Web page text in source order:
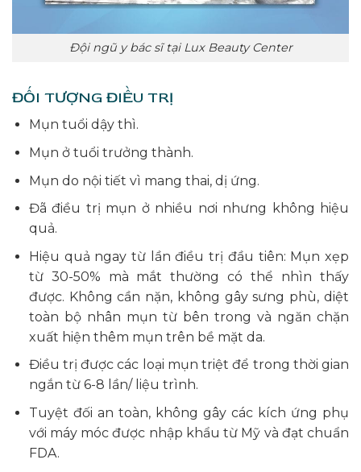
Đội ngũ y bác sĩ tại Lux Beauty Center
ĐỐI TƯỢNG ĐIỀU TRỊ
Mụn tuổi dậy thì.
Mụn ở tuổi trưởng thành.
Mụn do nội tiết vì mang thai, dị ứng.
Đã điều trị mụn ở nhiều nơi nhưng không hiệu
quả.
Hiệu quả ngay từ lần điều trị đầu tiên: Mụn xẹp
từ 30-50% mà mắt thường có thể nhìn thấy
được. Không cần nặn, không gây sưng phù, diệt
toàn bộ nhân mụn từ bên trong và ngăn chặn
xuất hiện thêm mụn trên bề mặt da.
Điều trị được các loại mụn triệt để trong thời gian
ngắn từ 6-8 lần/ liệu trình.
Tuyệt đối an toàn, không gây các kích ứng phụ
với máy móc được nhập khẩu từ Mỹ và đạt chuẩn
FDA.